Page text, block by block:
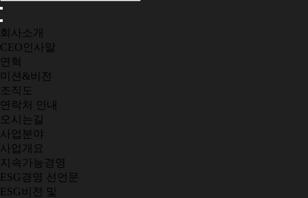
회사소개
CEO인사말
연혁
미션&비전
조직도
연락처 안내
오시는길
사업분야
사업개요
지속가능경영
ESG경영 선언문
ESG비전 및